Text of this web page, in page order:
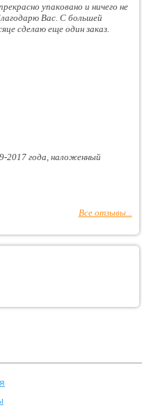
упаковано и ничего не
Вас. С большей
сделаю еще один заказ.
2017 года, наложенный
Все отзывы...